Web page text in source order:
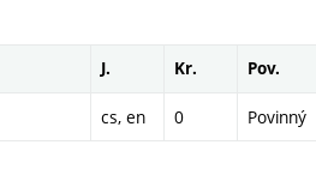
J. Kr. Pov.
cs, en 0 Povinný